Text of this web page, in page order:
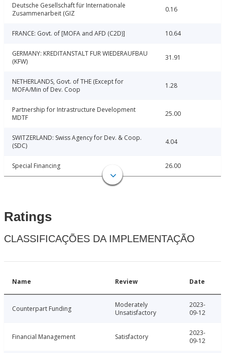
Deutsche Gesellschaft für Internationale
Zusammenarbeit (GIZ
0.16
FRANCE: Govt. of [MOFA and AFD (C2D)] 10.64
GERMANY: KREDITANSTALT FUR WIEDERAUFBAU
(KFW)
31.91
NETHERLANDS, Govt. of THE (Except for
MOFA/Min of Dev. Coop
1.28
Partnership for Intrastructure Development
MDTF
25.00
SWITZERLAND: Swiss Agency for Dev. & Coop.
(SDC)
4.04
Special Financing 26.00
Ratings
CLASSIFICAÇÕES DA IMPLEMENTAÇÃO
Name Review Date
Counterpart Funding
Moderately
Unsatisfactory
2023-
09-12
Financial Management Satisfactory
2023-
09-12